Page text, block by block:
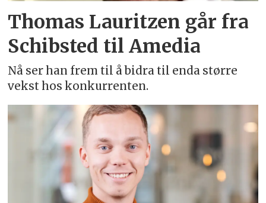
Thomas Lauritzen går fra
Schibsted til Amedia
Nå ser han frem til å bidra til enda større
vekst hos konkurrenten.